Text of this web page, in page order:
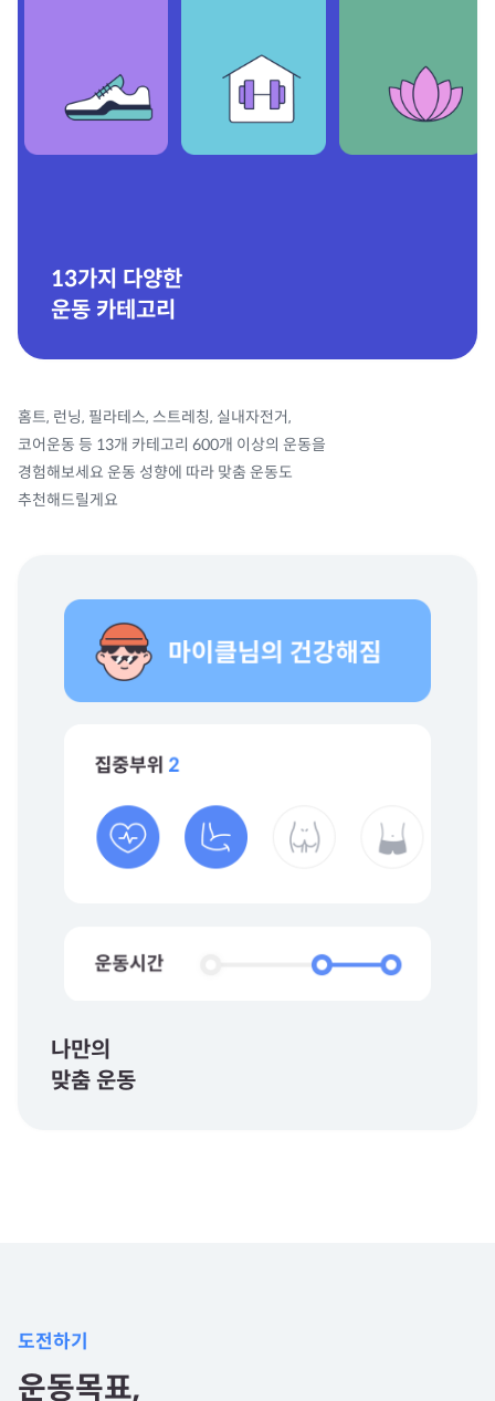
13가지 다양한
운동 카테고리
홈트, 런닝, 필라테스, 스트레칭, 실내자전거,
코어운동 등 13개 카테고리 600개 이상의 운동을
경험해보세요 운동 성향에 따라 맞춤 운동도
추천해드릴게요
나만의
맞춤 운동
도전하기
운동목표,